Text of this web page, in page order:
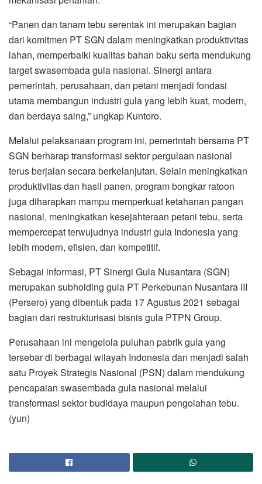
“Panen dan tanam tebu serentak ini merupakan bagian
dari komitmen PT SGN dalam meningkatkan produktivitas
lahan, memperbaiki kualitas bahan baku serta mendukung
target swasembada gula nasional. Sinergi antara
pemerintah, perusahaan, dan petani menjadi fondasi
utama membangun industri gula yang lebih kuat, modern,
dan berdaya saing,” ungkap Kuntoro.
Melalui pelaksanaan program ini, pemerintah bersama PT
SGN berharap transformasi sektor pergulaan nasional
terus berjalan secara berkelanjutan. Selain meningkatkan
produktivitas dan hasil panen, program bongkar ratoon
juga diharapkan mampu memperkuat ketahanan pangan
nasional, meningkatkan kesejahteraan petani tebu, serta
mempercepat terwujudnya industri gula Indonesia yang
lebih modern, efisien, dan kompetitif.
Sebagai informasi, PT Sinergi Gula Nusantara (SGN)
merupakan subholding gula PT Perkebunan Nusantara III
(Persero) yang dibentuk pada 17 Agustus 2021 sebagai
bagian dari restrukturisasi bisnis gula PTPN Group.
Perusahaan ini mengelola puluhan pabrik gula yang
tersebar di berbagai wilayah Indonesia dan menjadi salah
satu Proyek Strategis Nasional (PSN) dalam mendukung
pencapaian swasembada gula nasional melalui
transformasi sektor budidaya maupun pengolahan tebu.
(yun)